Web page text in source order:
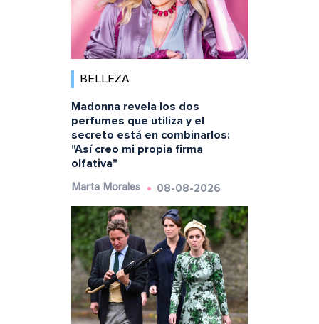
BELLEZA
Madonna revela los dos
perfumes que utiliza y el
secreto está en combinarlos:
"Así creo mi propia firma
olfativa"
Marta Morales 08-08-2026